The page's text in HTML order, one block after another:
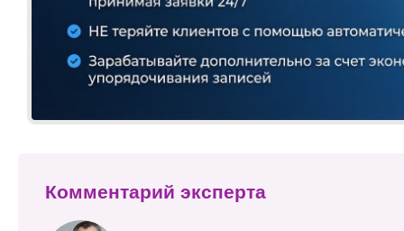
Комментарий эксперта